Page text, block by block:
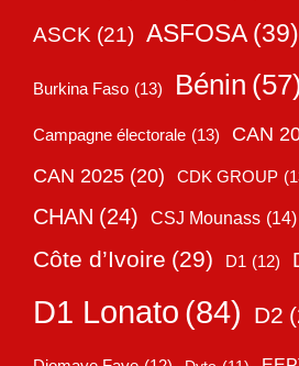
ASCK (21) ASFOSA (39)
Burkina Faso (13) Bénin (57)
Campagne électorale (13) CAN
CAN 2025 (20) CDK GROUP
CHAN (24) CSJ Mounass (14)
Côte d’Ivoire (29) D1 (12)
D1 Lonato (84) D2